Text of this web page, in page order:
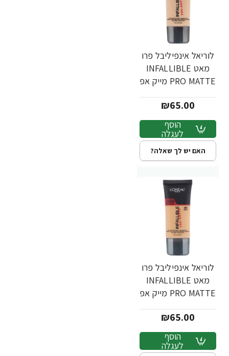
לוריאל אינפיליבל פרו
מאט INFALLIBLE
PRO MATTE מייק אפ
מבית L'Oréal
₪65.00
הוסף
לעגלה
האם יש לך שאלה?
לוריאל אינפיליבל פרו
מאט INFALLIBLE
PRO MATTE מייק אפ
מבית L'Oréal
₪65.00
הוסף
לעגלה